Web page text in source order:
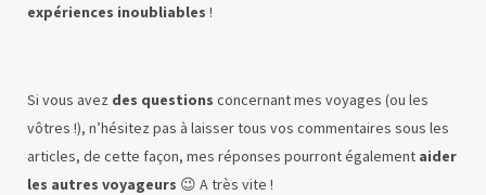
expériences inoubliables !
Si vous avez des questions concernant mes voyages (ou les
vôtres !), n’hésitez pas à laisser tous vos commentaires sous les
articles, de cette façon, mes réponses pourront également aider
les autres voyageurs 😉 A très vite !